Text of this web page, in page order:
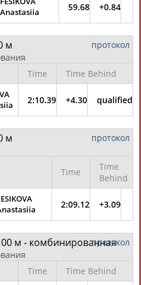
Anastasiia
59.68 +0.84
протокол
м
Time Time Behind
2:10.39 +4.30 qualified
протокол
м
Time
Time
Behind
2:09.12 +3.09
протокол
м - комбинированная
Time Time Behind